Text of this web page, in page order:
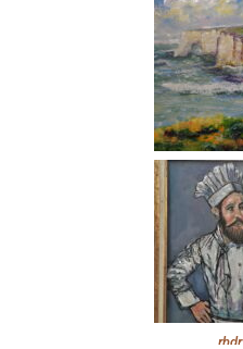
rhdr